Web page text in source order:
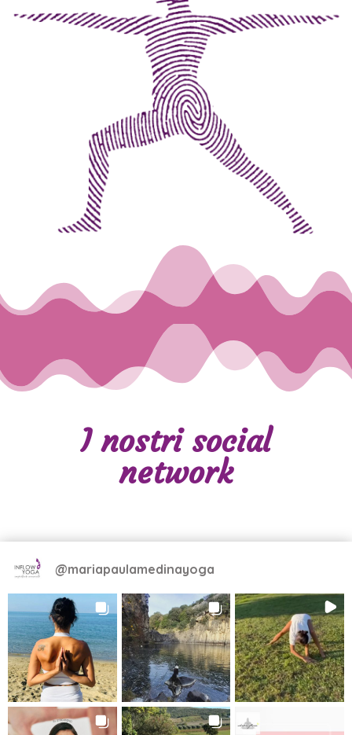
I nostri social
network
@mariapaulamedinayoga